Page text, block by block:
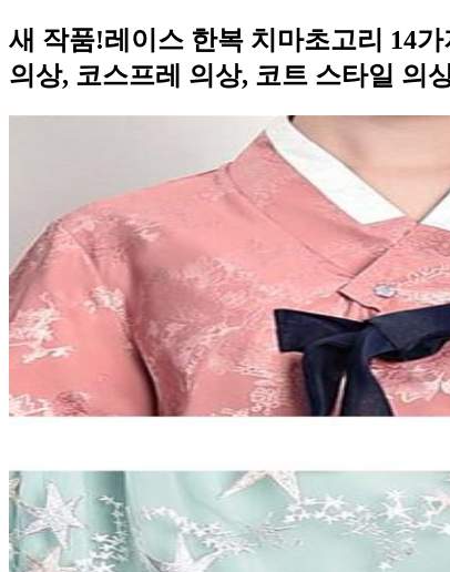
새 작품!레이스 한복 치마초고리 14
의상, 코스프레 의상, 코트 스타일 의